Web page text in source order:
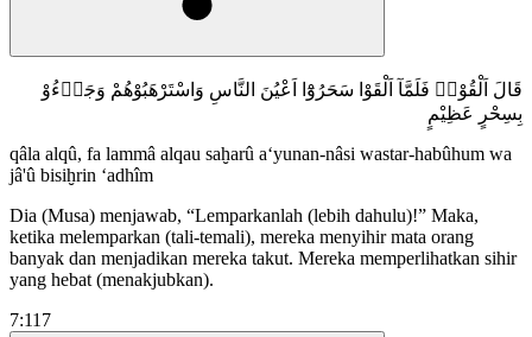
قَالَ اَلْقُوْاۚ فَلَمَّآ اَلْقَوْا سَحَرُوْٓا اَعْيُنَ النَّاسِ وَاسْتَرْهَبُوْهُمْ وَجَاۤءُوْ
بِسِحْرٍ عَظِيْمٍ
qâla alqû, fa lammâ alqau saḫarû a‘yunan-nâsi wastar-habûhum wa
jâ'û bisiḫrin ‘adhîm
Dia (Musa) menjawab, “Lemparkanlah (lebih dahulu)!” Maka,
ketika melemparkan (tali-temali), mereka menyihir mata orang
banyak dan menjadikan mereka takut. Mereka memperlihatkan sihir
yang hebat (menakjubkan).
7:117